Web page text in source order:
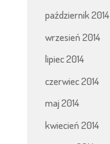
październik 2014
wrzesień 2014
lipiec 2014
czerwiec 2014
maj 2014
kwiecień 2014